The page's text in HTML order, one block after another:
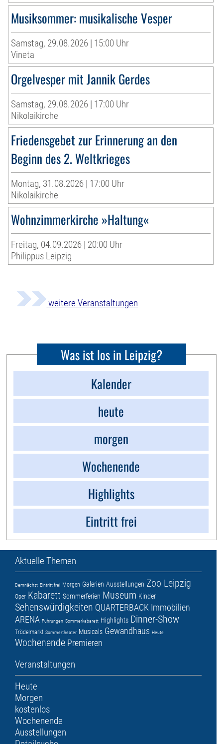
Musiksommer: musikalische Vesper
Samstag, 29.08.2026 | 15:00 Uhr
Vineta
Orgelvesper mit Jannik Gerdes
Samstag, 29.08.2026 | 17:00 Uhr
Nikolaikirche
Friedensgebet zur Erinnerung an den
Beginn des 2. Weltkrieges
Montag, 31.08.2026 | 17:00 Uhr
Nikolaikirche
Wohnzimmerkirche »Haltung«
Freitag, 04.09.2026 | 20:00 Uhr
Philippus Leipzig
weitere Veranstaltungen
Was ist los in Leipzig?
Kalender
heute
morgen
Wochenende
Highlights
Eintritt frei
Aktuelle Themen
Demnächst Eintritt frei Morgen Galerien Ausstellungen Zoo Leipzig
Oper Kabarett Sommerferien Museum Kinder
Sehenswürdigkeiten QUARTERBACK Immobilien
ARENA Führungen Sommerkabarett Highlights Dinner-Show
Trödelmarkt Sommertheater Musicals Gewandhaus Heute
Wochenende Premieren
Veranstaltungen
Heute
Morgen
kostenlos
Wochenende
Ausstellungen